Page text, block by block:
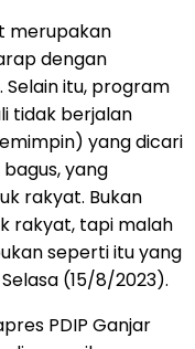
merupakan
dengan
itu, program
tidak berjalan
yang dicari
yang
rakyat. Bukan
rakyat, tapi malah
seperti itu yang
(15/8/2023).
PDIP Ganjar